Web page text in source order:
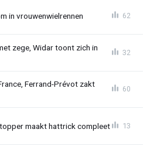
in vrouwenwielrennen 62
zege, Widar toont zich in
32
Ferrand-Prévot zakt
60
maakt hattrick compleet 13